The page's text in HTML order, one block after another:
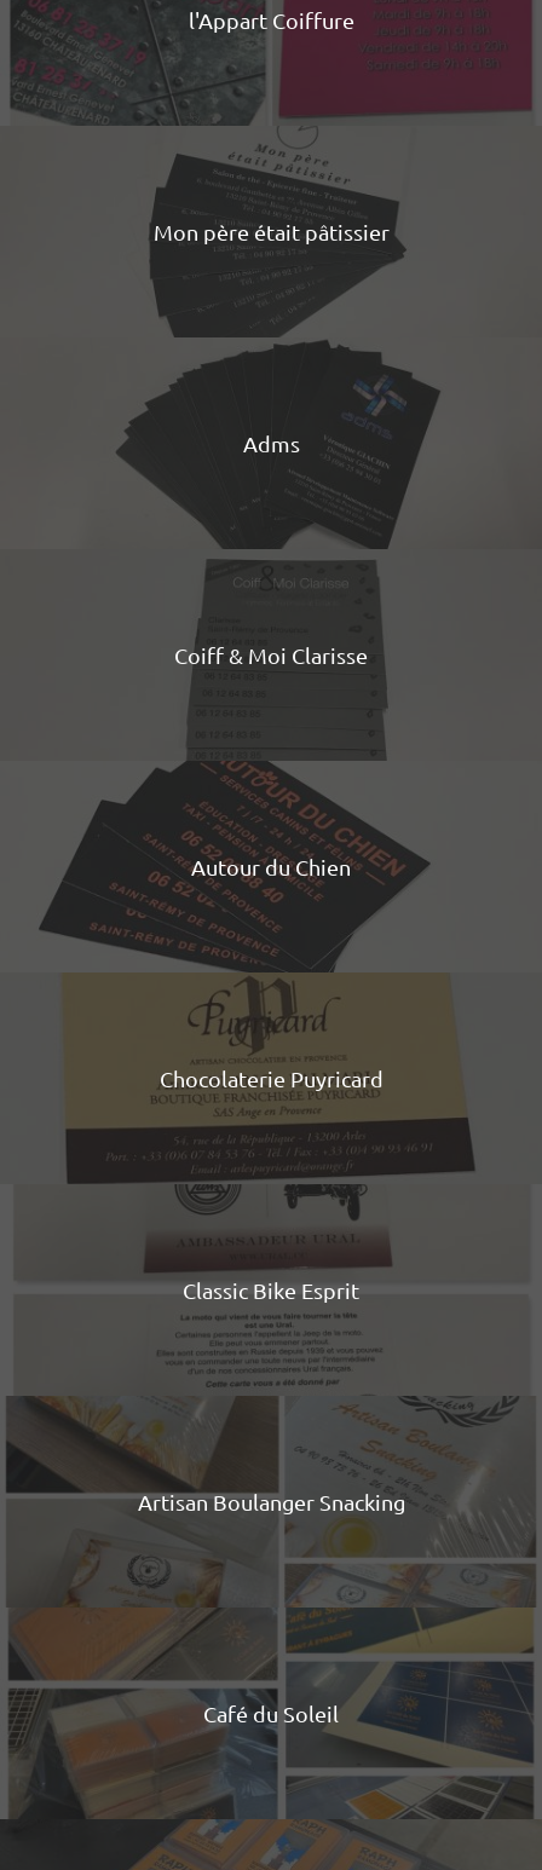
l'Appart Coiffure
Mon père était pâtissier
Adms
Coiff & Moi Clarisse
Autour du Chien
Chocolaterie Puyricard
Classic Bike Esprit
Artisan Boulanger Snacking
Café du Soleil